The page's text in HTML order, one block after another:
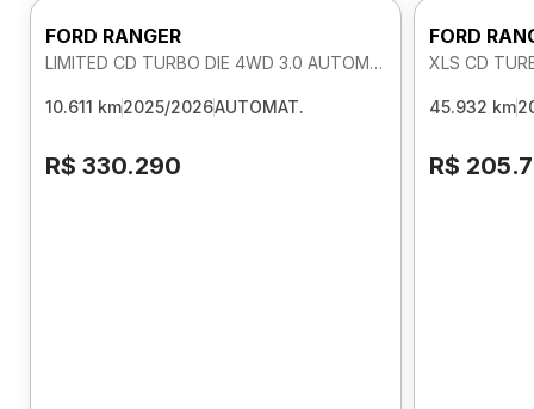
FORD RANGER
LIMITED CD TURBO DIE 4WD 3.0 AUTOMATICO
10.611 km2025/2026AUTOMAT.
R$ 330.290
FORD
XLS CD
45.932 km
R$